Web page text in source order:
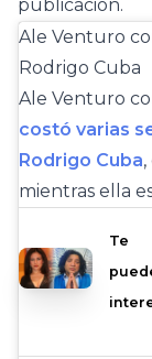
publicación.
Ale Venturo
Rodrigo Cuba
Ale Venturo
costó varias
Rodrigo Cuba
mientras ella
Te